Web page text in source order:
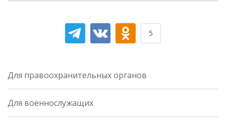
5
Для правоохранительных органов
Для военнослужащих